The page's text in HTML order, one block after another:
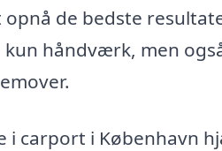
de bedste
håndværk, men
i carport i København